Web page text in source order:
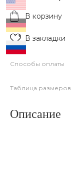
В корзину
В закладки
Способы оплаты
Таблица размеров
Описание